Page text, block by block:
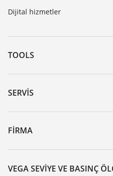
Dijital hizmetler
TOOLS
Download’lar
Seri numarası girerek cihaz
DTM Collection/PACTware
SERVIS
Cihazının geri gönderimi
Seminerler
Dirençlilik listesi
FIRMA
VEGA hakkında
Iletisim
VEGA SEVIYE VE BASINÇ